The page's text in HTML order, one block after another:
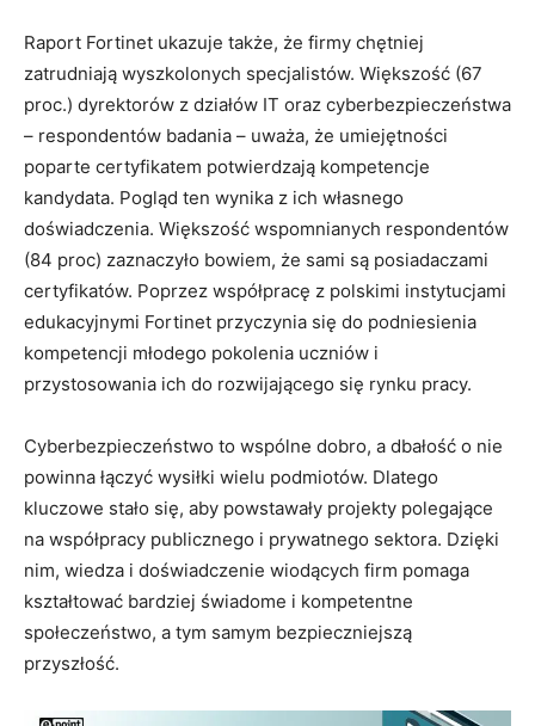
Raport Fortinet ukazuje także, że firmy chętniej
zatrudniają wyszkolonych specjalistów. Większość (67
proc.) dyrektorów z działów IT oraz cyberbezpieczeństwa
– respondentów badania – uważa, że umiejętności
poparte certyfikatem potwierdzają kompetencje
kandydata. Pogląd ten wynika z ich własnego
doświadczenia. Większość wspomnianych respondentów
(84 proc) zaznaczyło bowiem, że sami są posiadaczami
certyfikatów. Poprzez współpracę z polskimi instytucjami
edukacyjnymi Fortinet przyczynia się do podniesienia
kompetencji młodego pokolenia uczniów i
przystosowania ich do rozwijającego się rynku pracy.
Cyberbezpieczeństwo to wspólne dobro, a dbałość o nie
powinna łączyć wysiłki wielu podmiotów. Dlatego
kluczowe stało się, aby powstawały projekty polegające
na współpracy publicznego i prywatnego sektora. Dzięki
nim, wiedza i doświadczenie wiodących firm pomaga
kształtować bardziej świadome i kompetentne
społeczeństwo, a tym samym bezpieczniejszą
przyszłość.